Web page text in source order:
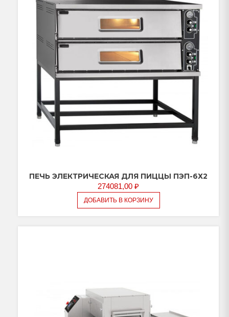
ПЕЧЬ ЭЛЕКТРИЧЕСКАЯ ДЛЯ ПИЦЦЫ ПЭП-6Х2
274081,00 ₽
ДОБАВИТЬ В КОРЗИНУ